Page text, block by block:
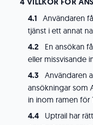
Användaren
tjänst i ett annat
En ansökan
eller missvisande
Användaren
ansökningar som
in inom ramen för
Uptrail har